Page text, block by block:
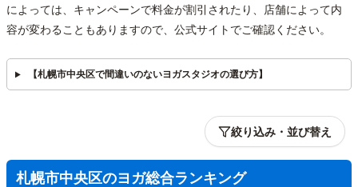
によっては、キャンペーンで料金が割引されたり、店舗によって内
容が変わることもありますので、公式サイトでご確認ください。
【札幌市中央区で間違いのないヨガスタジオの選び方】
絞り込み・並び替え
札幌市中央区のヨガ総合ランキング